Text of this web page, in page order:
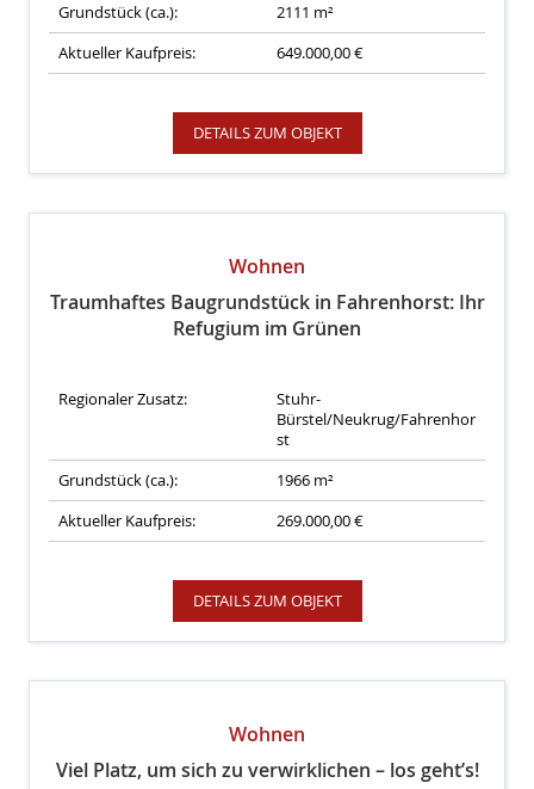
Grundstück (ca.):
2111 m²
Aktueller Kaufpreis:
649.000,00 €
DETAILS ZUM OBJEKT
Wohnen
Traumhaftes Baugrundstück in Fahrenhorst: Ihr
Refugium im Grünen
Regionaler Zusatz:
Stuhr-
Bürstel/Neukrug/Fahrenhor
st
Grundstück (ca.):
1966 m²
Aktueller Kaufpreis:
269.000,00 €
DETAILS ZUM OBJEKT
Wohnen
Viel Platz, um sich zu verwirklichen – los geht’s!